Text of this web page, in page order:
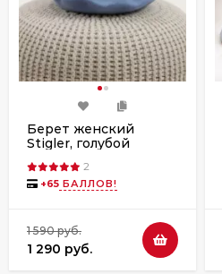
Берет женский
Stigler, голубой
2
+65 БАЛЛОВ!
1 590 руб.
1 290 руб.